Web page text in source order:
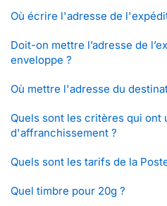
Où écrire l'adresse de
Doit-on mettre l’adresse de
enveloppe ?
Où mettre l'adresse du
Quels sont les critères qui
d'affranchissement ?
Quels sont les tarifs de la
Quel timbre pour 20g ?